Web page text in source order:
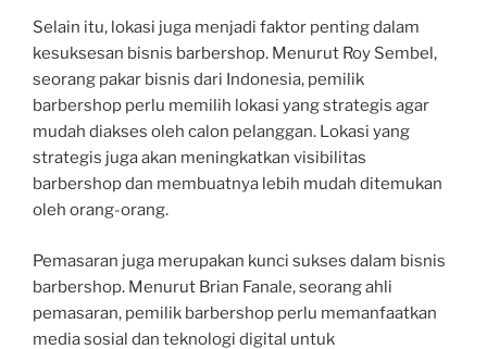
Selain itu, lokasi juga menjadi faktor penting dalam
kesuksesan bisnis barbershop. Menurut Roy Sembel,
seorang pakar bisnis dari Indonesia, pemilik
barbershop perlu memilih lokasi yang strategis agar
mudah diakses oleh calon pelanggan. Lokasi yang
strategis juga akan meningkatkan visibilitas
barbershop dan membuatnya lebih mudah ditemukan
oleh orang-orang.
Pemasaran juga merupakan kunci sukses dalam bisnis
barbershop. Menurut Brian Fanale, seorang ahli
pemasaran, pemilik barbershop perlu memanfaatkan
media sosial dan teknologi digital untuk